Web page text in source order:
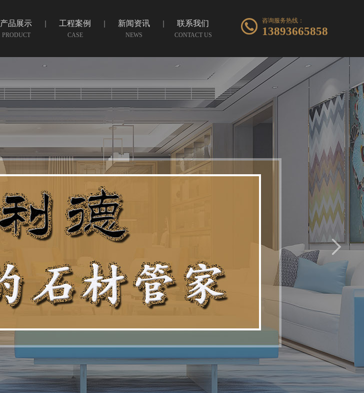
产品展示
PRODUCT
工程案例
CASE
新闻资讯
NEWS
联系我们
CONTACT US
咨询服务热线：
13893665858